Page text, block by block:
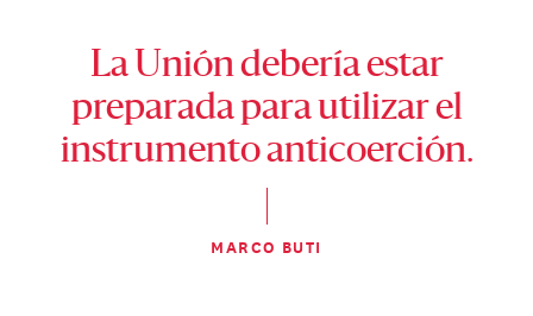
La Unión debería estar
preparada para utilizar el
instrumento anticoerción.
MARCO BUTI